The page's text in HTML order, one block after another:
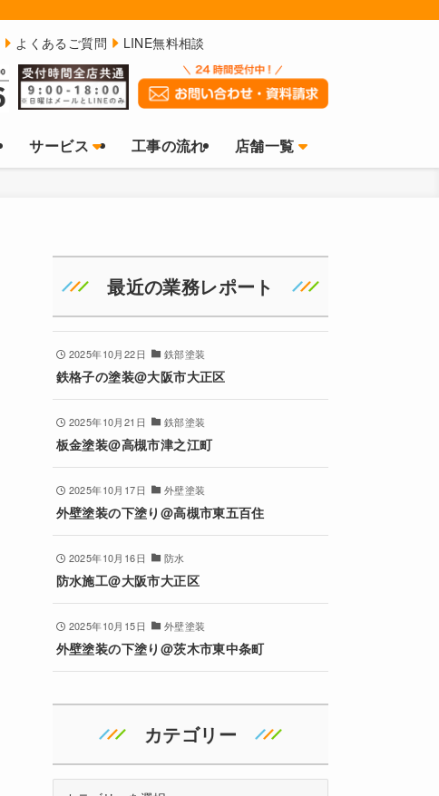
サービス 工事の流れ 店舗一覧
よくあるご質問 LINE無料相談
最近の業務レポート
2025年10月22日 鉄部塗装
鉄格子の塗装@大阪市大正区
2025年10月21日 鉄部塗装
板金塗装@高槻市津之江町
2025年10月17日 外壁塗装
外壁塗装の下塗り@高槻市東五百住
2025年10月16日 防水
防水施工@大阪市大正区
2025年10月15日 外壁塗装
外壁塗装の下塗り@茨木市東中条町
カテゴリー